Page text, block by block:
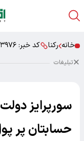
خانه رکنا کد خبر:
تبلیغات
سورپرایز
حسابتان پر